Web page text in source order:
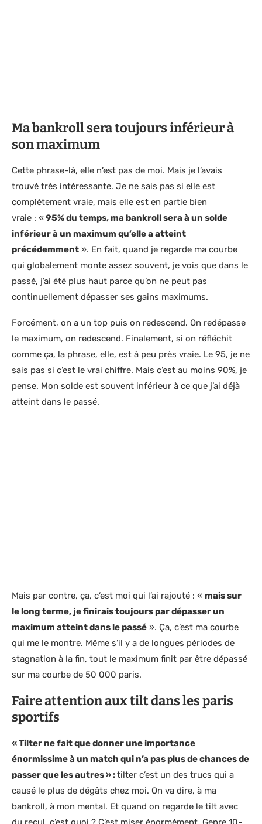
Ma bankroll sera toujours inférieur à
son maximum
Cette phrase-là, elle n’est pas de moi. Mais je l’avais
trouvé très intéressante. Je ne sais pas si elle est
complètement vraie, mais elle est en partie bien
vraie : «95% du temps, ma bankroll sera à un solde
inférieur à un maximum qu’elle a atteint
précédemment ». En fait, quand je regarde ma courbe
qui globalement monte assez souvent, je vois que dans le
passé, j’ai été plus haut parce qu’on ne peut pas
continuellement dépasser ses gains maximums.
Forcément, on a un top puis on redescend. On redépasse
le maximum, on redescend. Finalement, si on réfléchit
comme ça, la phrase, elle, est à peu près vraie. Le 95, je ne
sais pas si c’est le vrai chiffre. Mais c’est au moins 90%, je
pense. Mon solde est souvent inférieur à ce que j’ai déjà
atteint dans le passé.
Mais par contre, ça, c’est moi qui l’ai rajouté : « mais sur
le long terme, je finirais toujours par dépasser un
maximum atteint dans le passé ». Ça, c’est ma courbe
qui me le montre. Même s’il y a de longues périodes de
stagnation à la fin, tout le maximum finit par être dépassé
sur ma courbe de 50 000 paris.
Faire attention aux tilt dans les paris
sportifs
« Tilter ne fait que donner une importance
énormissime à un match qui n’a pas plus de chances de
passer que les autres » :tilter c’est un des trucs qui a
causé le plus de dégâts chez moi. On va dire, à ma
bankroll, à mon mental. Et quand on regarde le tilt avec